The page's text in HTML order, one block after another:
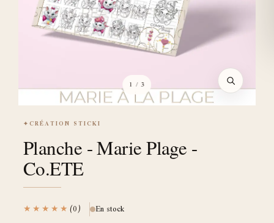
1 / 3
✦CRÉATION STICKI
Planche - Marie Plage -
Co.ETE
★★★★★(0) En stock